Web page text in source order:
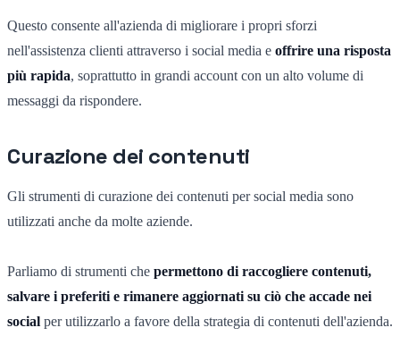
Questo consente all'azienda di migliorare i propri sforzi
nell'assistenza clienti attraverso i social media e offrire una risposta
più rapida, soprattutto in grandi account con un alto volume di
messaggi da rispondere.
Curazione dei contenuti
Gli strumenti di curazione dei contenuti per social media sono
utilizzati anche da molte aziende.
Parliamo di strumenti che permettono di raccogliere contenuti,
salvare i preferiti e rimanere aggiornati su ciò che accade nei
social per utilizzarlo a favore della strategia di contenuti dell'azienda.